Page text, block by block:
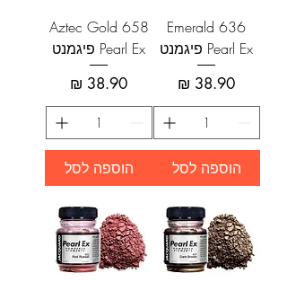
Emerald 636
Pearl Ex פיגמנט
מחיר
הוספה לסל
Aztec Gold 658
Pearl Ex פיגמנט
מחיר
הוספה לסל